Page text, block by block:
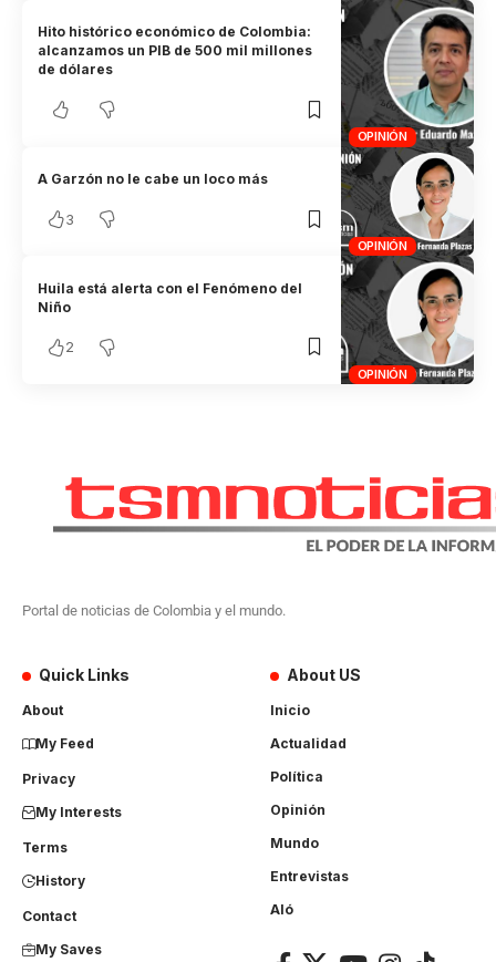
OPINIÓN
Hito histórico económico de Colombia:
alcanzamos un PIB de 500 mil millones
de dólares
OPINIÓN
A Garzón no le cabe un loco más
3
OPINIÓN
Huila está alerta con el Fenómeno del
Niño
2
Portal de noticias de Colombia y el mundo.
Quick Links
About
My Feed
Privacy
My Interests
Terms
History
Contact
My Saves
About US
Inicio
Actualidad
Política
Opinión
Mundo
Entrevistas
Aló